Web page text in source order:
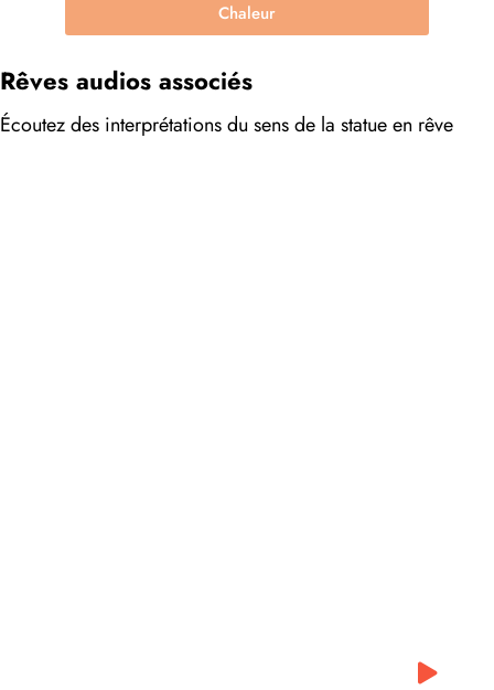
Chaleur
Rêves audios associés
Écoutez des interprétations du sens de la statue en rêve